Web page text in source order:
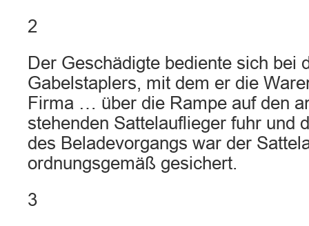
2
Der Geschädigte bediente sich bei
Gabelstaplers, mit dem er die
Firma … über die Rampe auf den
stehenden Sattelauflieger fuhr und
des Beladevorgangs war der
ordnungsgemäß gesichert.
3